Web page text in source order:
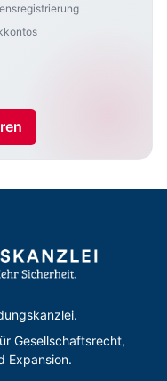
Gesellschaftsrecht,
Expansion.